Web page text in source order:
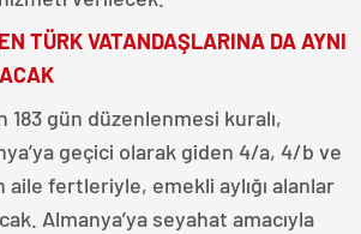
TÜRK VATANDAŞLARINA DA AYNI
183 gün düzenlenmesi kuralı,
geçici olarak giden 4/a, 4/b ve
aile fertleriyle, emekli aylığı alanlar
Almanya’ya seyahat amacıyla